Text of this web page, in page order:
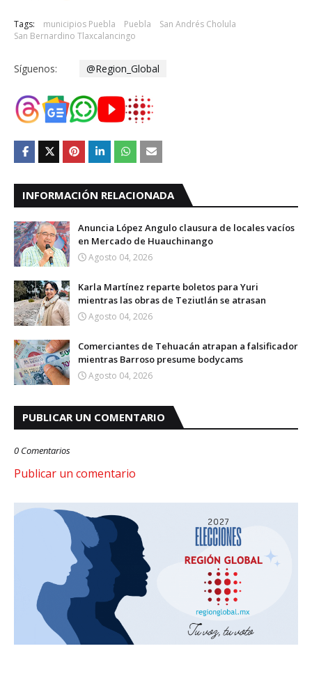
Tags: municipios Puebla Puebla
San Andrés Cholula
San Bernardino Tlaxcalancingo
Síguenos: @Region_Global
INFORMACIÓN RELACIONADA
Anuncia López Angulo clausura de locales vacíos
en Mercado de Huauchinango
Agosto 04, 2026
Karla Martínez reparte boletos para Yuri
mientras las obras de Teziutlán se atrasan
Agosto 04, 2026
Comerciantes de Tehuacán atrapan a falsificador
mientras Barroso presume bodycams
Agosto 04, 2026
PUBLICAR UN COMENTARIO
0 Comentarios
Publicar un comentario